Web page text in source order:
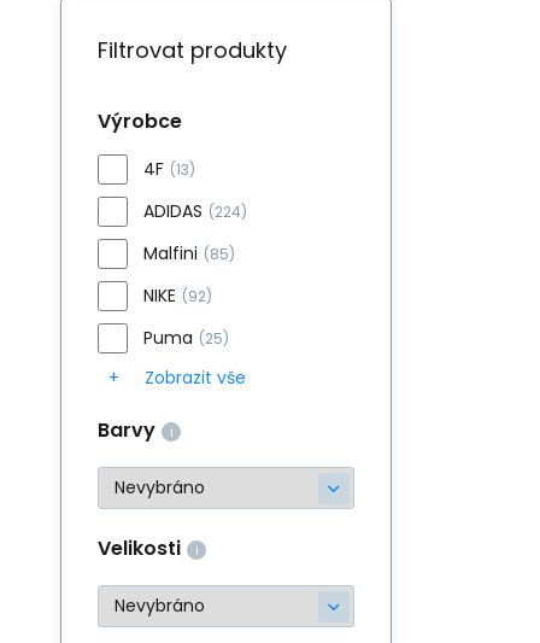
Filtrovat produkty
Výrobce
4F (13)
ADIDAS (224)
Malfini (85)
NIKE (92)
Puma (25)
Zobrazit vše
Barvy
Velikosti